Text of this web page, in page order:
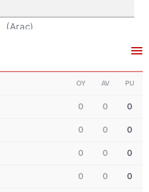
OY AV PU
0 0 0
0 0 0
0 0 0
0 0 0